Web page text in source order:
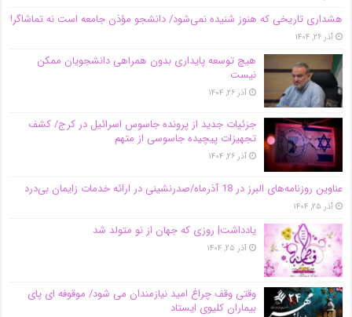
هشداری تاریخی که هنوز شنیده نمی‌شود/ دانشجو مؤذن جامعه است نه تماشاگر!
آذر ۲۶, ۱۴۰۴
هیچ توسعه پایداری بدون همراهی دانشجویان ممکن
نیست
آذر ۲۶, ۱۴۰۴
جزئیات جدید از پرونده جاسوس اسرائیل در کرج/‌ کشف
تجهیزات پیچیده جاسوسی از متهم
آذر ۲۶, ۱۴۰۴
عناوین روزنامه‌های البرز در ‌18 آذرماه/صدرنشینی در ارائه خدمات زایمان بی‌درد
آذر ۲۵, ۱۴۰۴
یادداشت| روزی که جهان از نو متولد شد
آذر ۲۵, ۱۴۰۴
وقتی وقف چراغ امید نیازمندان می شود/ موقوفه ای پای
بیماران کلیوی ایستاد